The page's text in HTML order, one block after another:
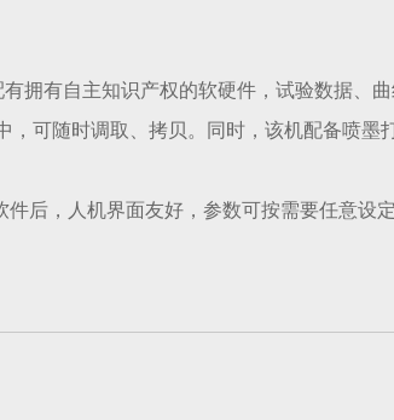
拥有自主知识产权的软硬件，试验数据、
可随时调取、拷贝。同时，该机配备喷墨
件后，人机界面友好，参数可按需要任意设